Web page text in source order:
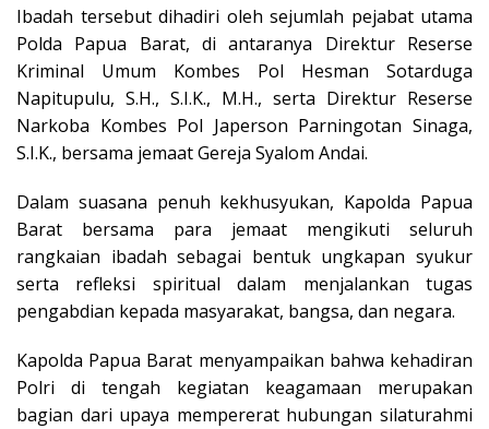
Ibadah tersebut dihadiri oleh sejumlah pejabat utama
Polda Papua Barat, di antaranya Direktur Reserse
Kriminal Umum Kombes Pol Hesman Sotarduga
Napitupulu, S.H., S.I.K., M.H., serta Direktur Reserse
Narkoba Kombes Pol Japerson Parningotan Sinaga,
S.I.K., bersama jemaat Gereja Syalom Andai.
Dalam suasana penuh kekhusyukan, Kapolda Papua
Barat bersama para jemaat mengikuti seluruh
rangkaian ibadah sebagai bentuk ungkapan syukur
serta refleksi spiritual dalam menjalankan tugas
pengabdian kepada masyarakat, bangsa, dan negara.
Kapolda Papua Barat menyampaikan bahwa kehadiran
Polri di tengah kegiatan keagamaan merupakan
bagian dari upaya mempererat hubungan silaturahmi